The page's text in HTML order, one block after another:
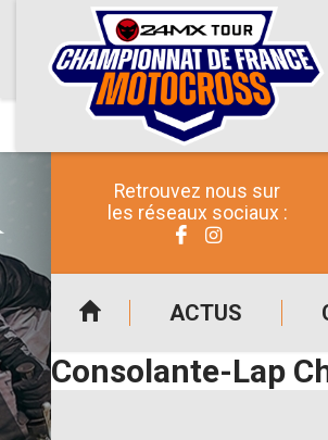
Retrouvez nous sur
les réseaux sociaux :
ACTUS
Consolante-Lap